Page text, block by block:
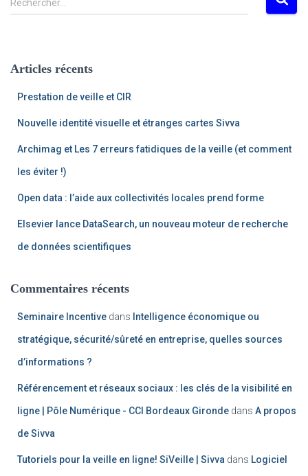
articles
e
r
Rechercher…
Articles récents
Prestation de veille et CIR
Nouvelle identité visuelle et étranges cartes Sivva
Archimag et Les 7 erreurs fatidiques de la veille (et comment
les éviter !)
Open data : l’aide aux collectivités locales prend forme
Elsevier lance DataSearch, un nouveau moteur de recherche
de données scientifiques
Commentaires récents
Seminaire Incentive dans Intelligence économique ou
stratégique, sécurité/sûreté en entreprise, quelles sources
d’informations ?
Référencement et réseaux sociaux : les clés de la visibilité en
ligne | Pôle Numérique - CCI Bordeaux Gironde dans A propos
de Sivva
Tutoriels pour la veille en ligne! SiVeille | Sivva dans Logiciel